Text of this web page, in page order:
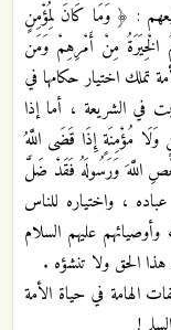
: ﴿ وَمَا كَانَ لِمُؤْمِنٍ
الْخِيَرَةُ مِنْ أَمْرِهِمْ وَمَن
تملك اختيار حكامها في
في الشريعة ، أما إذا
مُؤْمِنَةٍ إِذَا قَضَى اللَّهُ
اللَّهَ وَرَسُولَهُ فَقَدْ ضَلَّ
، واختياره للناس
عليهم السلام
هذا الحق ولا تنشؤه .
الهامة في حياة الأمة